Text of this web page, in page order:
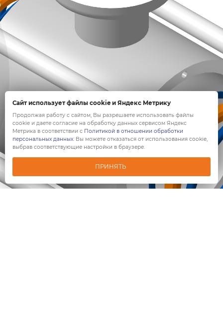
Сайт использует файлы cookie и Яндекс Метрику
Продолжая работу с сайтом, Вы разрешаете использовать файлы
cookie и даете согласие на обработку данных сервисом Яндекс
Метрика в соответствии с Политикой в отношении обработки
персональных данных. Вы можете отказаться от использования cookie,
выбрав соответствующие настройки в браузере.
ПРИНЯТЬ